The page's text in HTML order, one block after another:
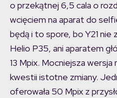
o przekątnej 6,5 cala o
wcięciem na aparat do
będą i to spore, bo Y21 nie
Helio P35, ani aparatem
13 Mpix. Mocniejsza
kwestii istotne zmiany.
oferowała 50 Mpix z